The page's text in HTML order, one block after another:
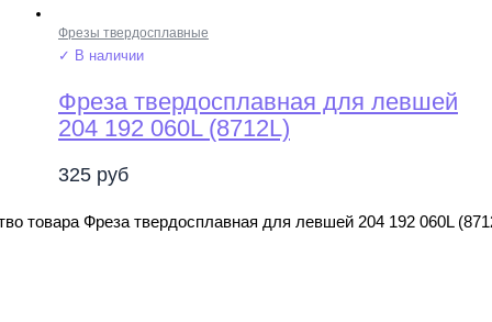
Фрезы твердосплавные
✓ В наличии
Фреза твердосплавная для левшей
204 192 060L (8712L)
325 руб
товара Фреза твердосплавная для левшей 204 192 060L